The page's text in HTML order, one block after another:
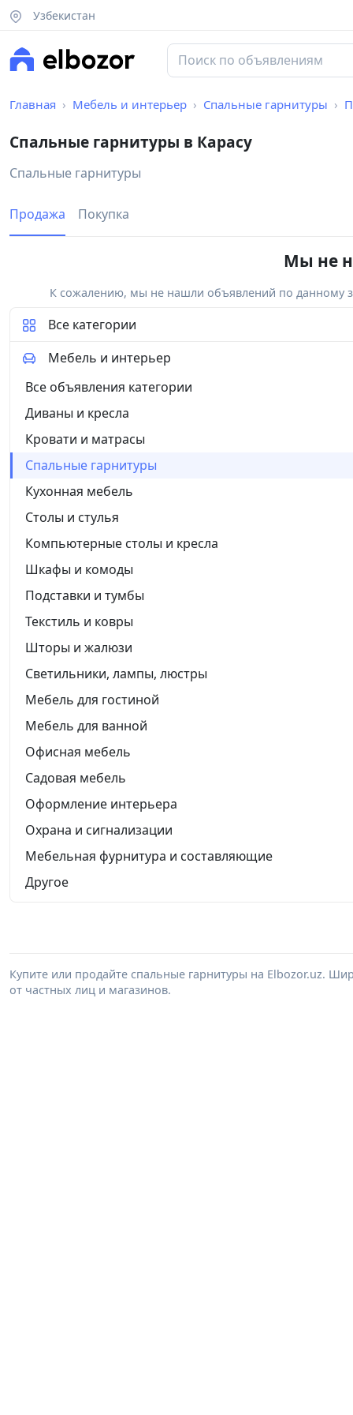
Узбекистан
Главная Мебель и интерьер Спальные гарнитуры
Спальные гарнитуры в Карасу
Спальные гарнитуры
Продажа Покупка
Мы не
К сожалению, мы не нашли объявлений по данному
Все категории
Мебель и интерьер
Все объявления категории
Диваны и кресла
Кровати и матрасы
Спальные гарнитуры
Кухонная мебель
Столы и стулья
Компьютерные столы и кресла
Шкафы и комоды
Подставки и тумбы
Текстиль и ковры
Шторы и жалюзи
Светильники, лампы, люстры
Мебель для гостиной
Мебель для ванной
Офисная мебель
Садовая мебель
Оформление интерьера
Охрана и сигнализации
Мебельная фурнитура и составляющие
Другое
Купите или продайте спальные гарнитуры на Elbozor.uz.
от частных лиц и магазинов.